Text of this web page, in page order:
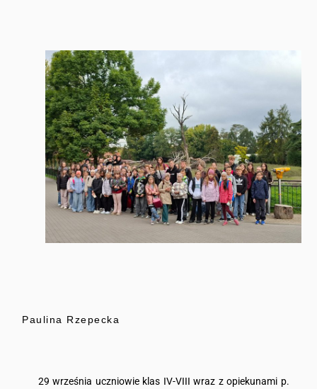
Paulina Rzepecka
29 września uczniowie klas IV-VIII wraz z opiekunami p.